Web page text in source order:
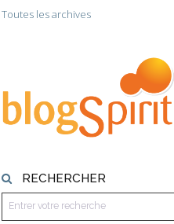
Toutes les archives
RECHERCHER